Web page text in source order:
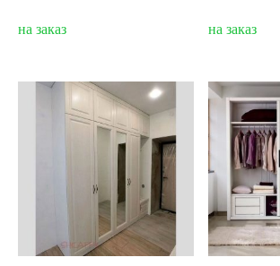
на заказ на заказ